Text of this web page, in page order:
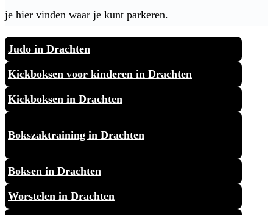
je hier vinden waar je kunt parkeren.
Judo in Drachten
Kickboksen voor kinderen in Drachten
Kickboksen in Drachten
Bokszaktraining in Drachten
Boksen in Drachten
Worstelen in Drachten